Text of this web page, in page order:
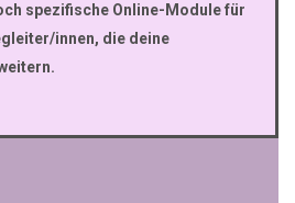
spezifische Online-Module für
innen, die deine